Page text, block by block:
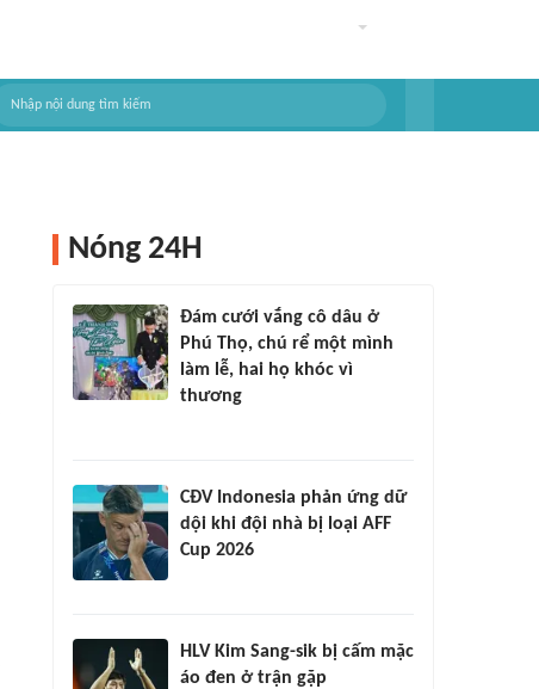
Nóng 24H
Đám cưới vắng cô dâu ở
Phú Thọ, chú rể một mình
làm lễ, hai họ khóc vì
thương
CĐV Indonesia phản ứng dữ
dội khi đội nhà bị loại AFF
Cup 2026
HLV Kim Sang-sik bị cấm mặc
áo đen ở trận gặp